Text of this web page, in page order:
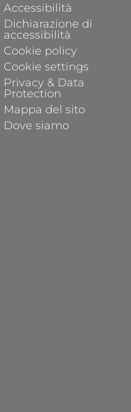
Accessibilità
Dichiarazione di
accessibilità
Cookie policy
Cookie settings
Privacy & Data
Protection
Mappa del sito
Dove siamo